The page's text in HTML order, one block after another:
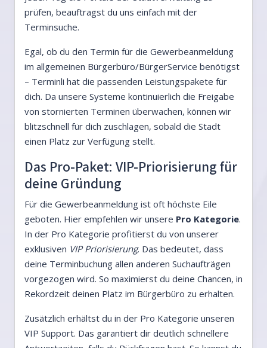
prüfen, beauftragst du uns einfach mit der
Terminsuche.
Egal, ob du den Termin für die Gewerbeanmeldung
im allgemeinen Bürgerbüro/BürgerService benötigst
– Terminli hat die passenden Leistungspakete für
dich. Da unsere Systeme kontinuierlich die Freigabe
von stornierten Terminen überwachen, können wir
blitzschnell für dich zuschlagen, sobald die Stadt
einen Platz zur Verfügung stellt.
Das Pro-Paket: VIP-Priorisierung für
deine Gründung
Für die Gewerbeanmeldung ist oft höchste Eile
geboten. Hier empfehlen wir unsere Pro Kategorie.
In der Pro Kategorie profitierst du von unserer
exklusiven VIP Priorisierung. Das bedeutet, dass
deine Terminbuchung allen anderen Suchaufträgen
vorgezogen wird. So maximierst du deine Chancen, in
Rekordzeit deinen Platz im Bürgerbüro zu erhalten.
Zusätzlich erhältst du in der Pro Kategorie unseren
VIP Support. Das garantiert dir deutlich schnellere